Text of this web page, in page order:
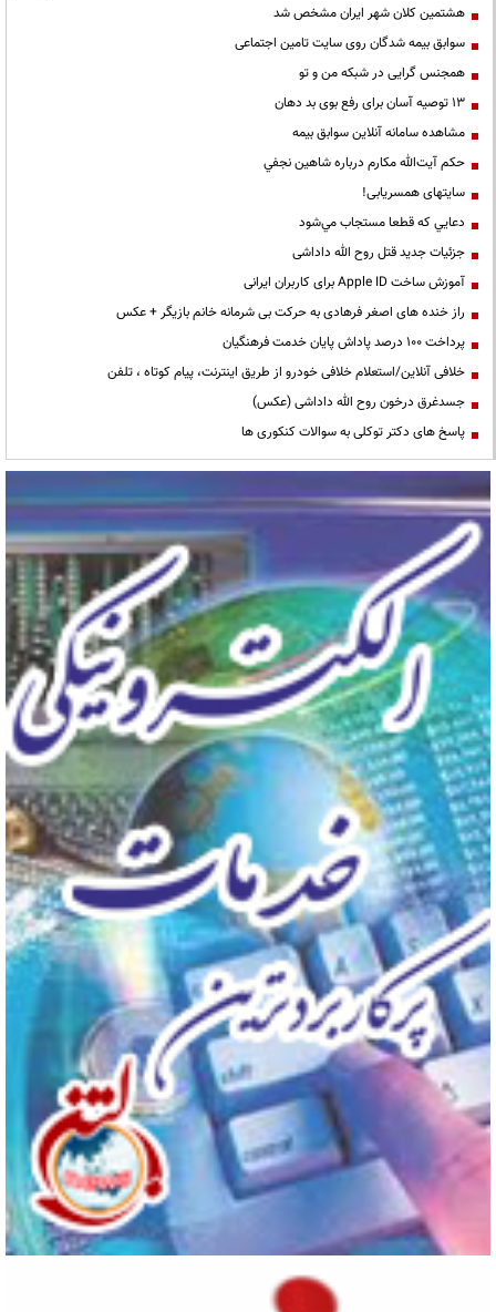
هشتمین کلان شهر ایران مشخص شد
سوابق بیمه شدگان روی سایت تامین اجتماعی
همجنس گرایی در شبکه من و تو
13 توصیه آسان برای رفع بوی بد دهان
مشاهده سامانه آنلاين سوابق بیمه
حكم آيت‌الله مكارم درباره شاهين نجفي
سایتهای همسریابی!
دعايي كه قطعا مستجاب مي‌شود
جزئیات جدید قتل روح الله داداشی
آموزش ساخت Apple ID برای کاربران ایرانی
راز خنده های اصغر فرهادی به حرکت بی شرمانه خانم بازیگر + عکس
پرداخت ۱۰۰ درصد پاداش پایان خدمت فرهنگیان
خلافی آنلاین/استعلام خلافی خودرو از طریق اینترنت، پیام کوتاه ، تلفن
جسدغرق درخون روح الله داداشی (عکس)
پاسخ های دکتر توکلی به سوالات کنکوری ها